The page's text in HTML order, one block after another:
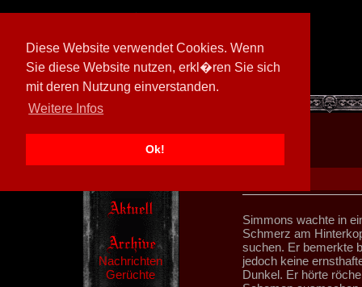
Diese Website verwendet Cookies. Wenn
Sie diese Website nutzen, erkl�ren Sie sich
mit deren Nutzung einverstanden.
Weitere Infos
Ok!
[ 597026/M3]
Nachrichten
Gerüchte
Simmons wachte in
Schmerz am
suchen. Er bemerkte
jedoch keine
Dunkel. Er hörte